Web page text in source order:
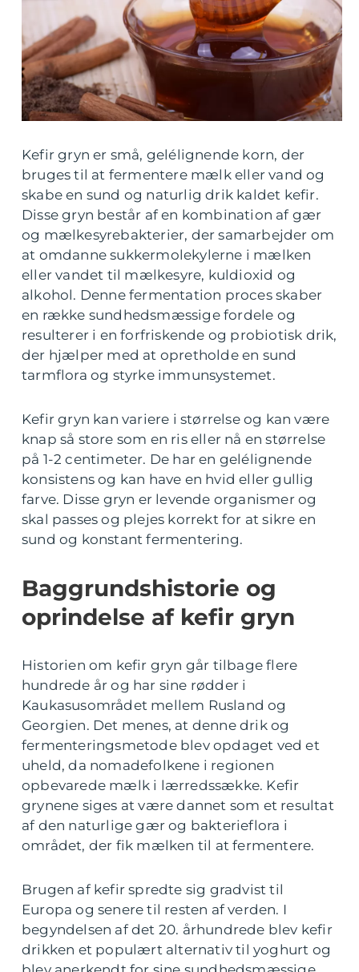
Kefir gryn er små, gelélignende korn, der
bruges til at fermentere mælk eller vand og
skabe en sund og naturlig drik kaldet kefir.
Disse gryn består af en kombination af gær
og mælkesyrebakterier, der samarbejder om
at omdanne sukkermolekylerne i mælken
eller vandet til mælkesyre, kuldioxid og
alkohol. Denne fermentation proces skaber
en række sundhedsmæssige fordele og
resulterer i en forfriskende og probiotisk drik,
der hjælper med at opretholde en sund
tarmflora og styrke immunsystemet.
Kefir gryn kan variere i størrelse og kan være
knap så store som en ris eller nå en størrelse
på 1-2 centimeter. De har en gelélignende
konsistens og kan have en hvid eller gullig
farve. Disse gryn er levende organismer og
skal passes og plejes korrekt for at sikre en
sund og konstant fermentering.
Baggrundshistorie og
oprindelse af kefir gryn
Historien om kefir gryn går tilbage flere
hundrede år og har sine rødder i
Kaukasusområdet mellem Rusland og
Georgien. Det menes, at denne drik og
fermenteringsmetode blev opdaget ved et
uheld, da nomadefolkene i regionen
opbevarede mælk i lærredssække. Kefir
grynene siges at være dannet som et resultat
af den naturlige gær og bakterieflora i
området, der fik mælken til at fermentere.
Brugen af kefir spredte sig gradvist til
Europa og senere til resten af verden. I
begyndelsen af det 20. århundrede blev kefir
drikken et populært alternativ til yoghurt og